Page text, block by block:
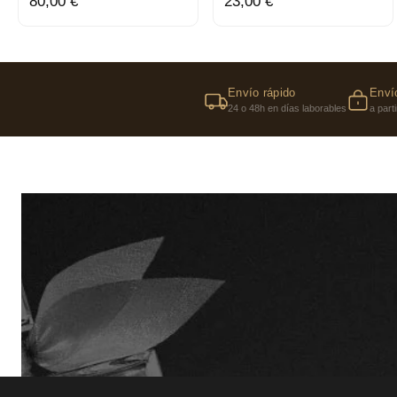
Envío rápido
24 o 48h en días laborables a